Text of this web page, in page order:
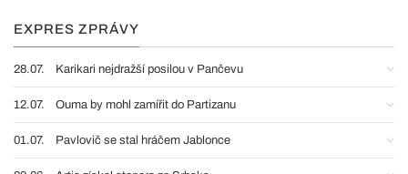
EXPRES ZPRÁVY
28.07. Karikari nejdražší posilou v Pančevu
12.07. Ouma by mohl zamířit do Partizanu
01.07. Pavlovič se stal hráčem Jablonce